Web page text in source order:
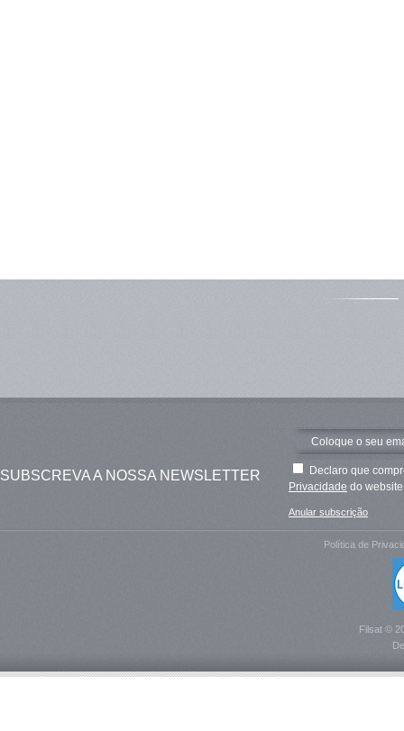
SUBSCREVA A NOSSA NEWSLETTER
Declaro que
Privacidade do
Anular subscrição
Política de
Filsat ©